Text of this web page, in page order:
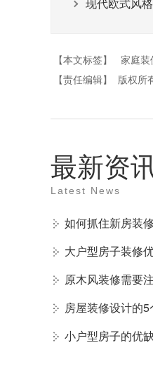
现代欧式风
【本文标签】 家庭
【责任编辑】
版权所
最新资
Latest News
如何抓住新房装
大户型房子装修
原木风装修需要
房屋装修设计的
小户型房子的优